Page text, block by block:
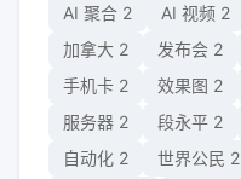
AI 聚合 2 AI 视频 2
加拿大 2 发布会 2
手机卡 2 效果图 2
服务器 2 段永平 2
自动化 2 世界公民 2